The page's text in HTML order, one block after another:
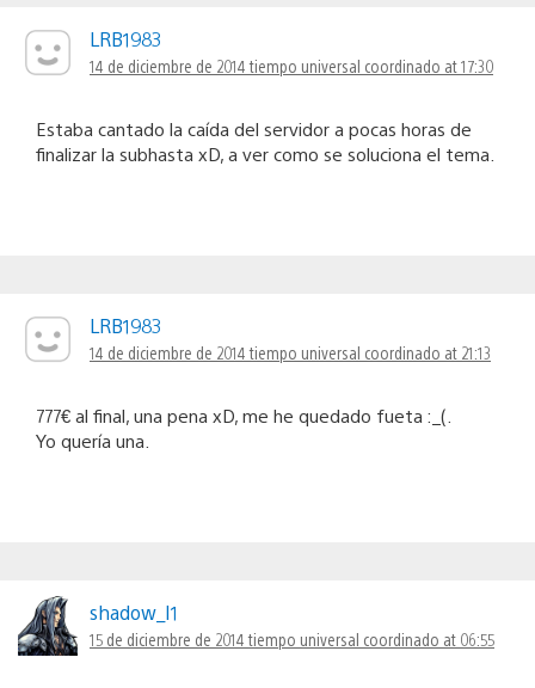
LRB1983
14 de diciembre de 2014 tiempo universal coordinado at 17:30
Estaba cantado la caída del servidor a pocas horas de
finalizar la subhasta xD, a ver como se soluciona el tema.
LRB1983
14 de diciembre de 2014 tiempo universal coordinado at 21:13
777€ al final, una pena xD, me he quedado fueta :_(.
Yo quería una.
shadow_I1
15 de diciembre de 2014 tiempo universal coordinado at 06:55